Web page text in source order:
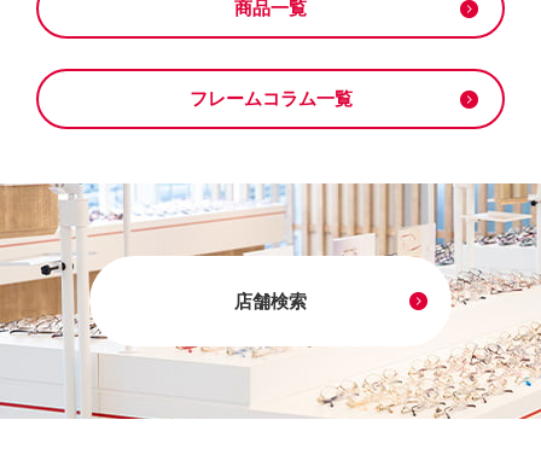
商品一覧
フレームコラム一覧
店舗検索